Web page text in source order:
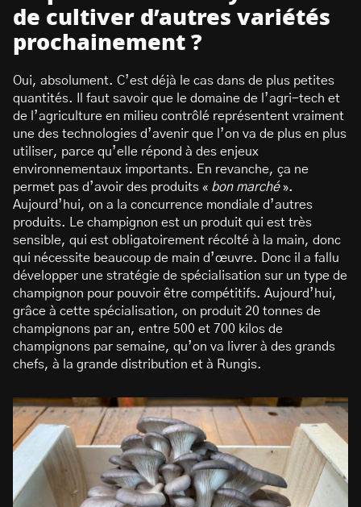
de cultiver d’autres variétés
prochainement ?
Oui, absolument. C’est déjà le cas dans de plus petites
quantités. Il faut savoir que le domaine de l’agri-tech et
de l’agriculture en milieu contrôlé représentent vraiment
une des technologies d’avenir que l’on va de plus en plus
utiliser, parce qu’elle répond à des enjeux
environnementaux importants. En revanche, ça ne
permet pas d’avoir des produits « bon marché».
Aujourd’hui, on a la concurrence mondiale d’autres
produits. Le champignon est un produit qui est très
sensible, qui est obligatoirement récolté à la main, donc
qui nécessite beaucoup de main d’œuvre. Donc il a fallu
développer une stratégie de spécialisation sur un type de
champignon pour pouvoir être compétitifs. Aujourd’hui,
grâce à cette spécialisation, on produit 20 tonnes de
champignons par an, entre 500 et 700 kilos de
champignons par semaine, qu’on va livrer à des grands
chefs, à la grande distribution et à Rungis.